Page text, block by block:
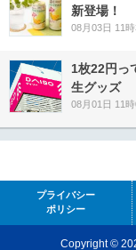
新登場！
08月03日 11
1枚22円っ
生グッズ
08月01日 11
プライバシー
ポリシー
Copyright ©